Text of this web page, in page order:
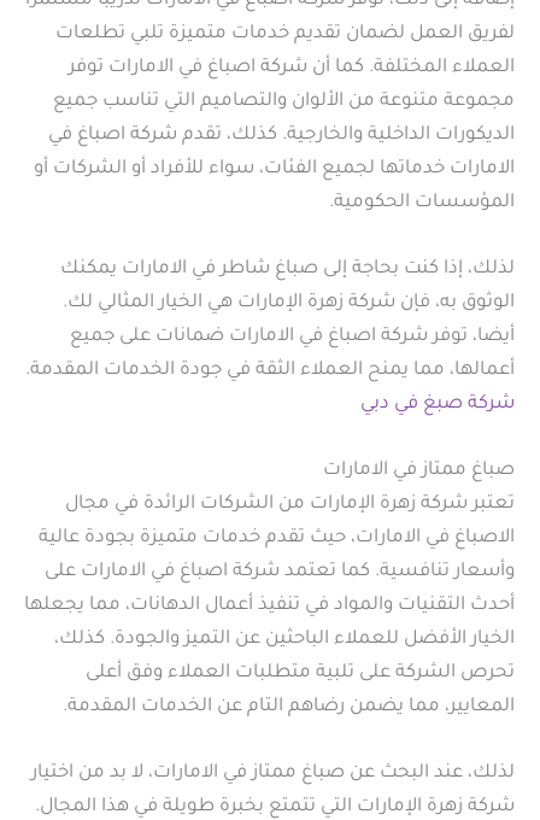
لفريق العمل لضمان تقديم خدمات متميزة تلبي تطلعات
العملاء المختلفة. كما أن شركة اصباغ في الامارات توفر
مجموعة متنوعة من الألوان والتصاميم التي تناسب جميع
الديكورات الداخلية والخارجية. كذلك، تقدم شركة اصباغ في
الامارات خدماتها لجميع الفئات، سواء للأفراد أو الشركات أو
المؤسسات الحكومية.
لذلك، إذا كنت بحاجة إلى صباغ شاطر في الامارات يمكنك
الوثوق به، فإن شركة زهرة الإمارات هي الخيار المثالي لك.
أيضا، توفر شركة اصباغ في الامارات ضمانات على جميع
أعمالها، مما يمنح العملاء الثقة في جودة الخدمات المقدمة.
شركة صبغ في دبي
صباغ ممتاز في الامارات
تعتبر شركة زهرة الإمارات من الشركات الرائدة في مجال
الاصباغ في الامارات، حيث تقدم خدمات متميزة بجودة عالية
وأسعار تنافسية. كما تعتمد شركة اصباغ في الامارات على
أحدث التقنيات والمواد في تنفيذ أعمال الدهانات، مما يجعلها
الخيار الأفضل للعملاء الباحثين عن التميز والجودة. كذلك،
تحرص الشركة على تلبية متطلبات العملاء وفق أعلى
المعايير، مما يضمن رضاهم التام عن الخدمات المقدمة.
لذلك، عند البحث عن صباغ ممتاز في الامارات، لا بد من اختيار
شركة زهرة الإمارات التي تتمتع بخبرة طويلة في هذا المجال.